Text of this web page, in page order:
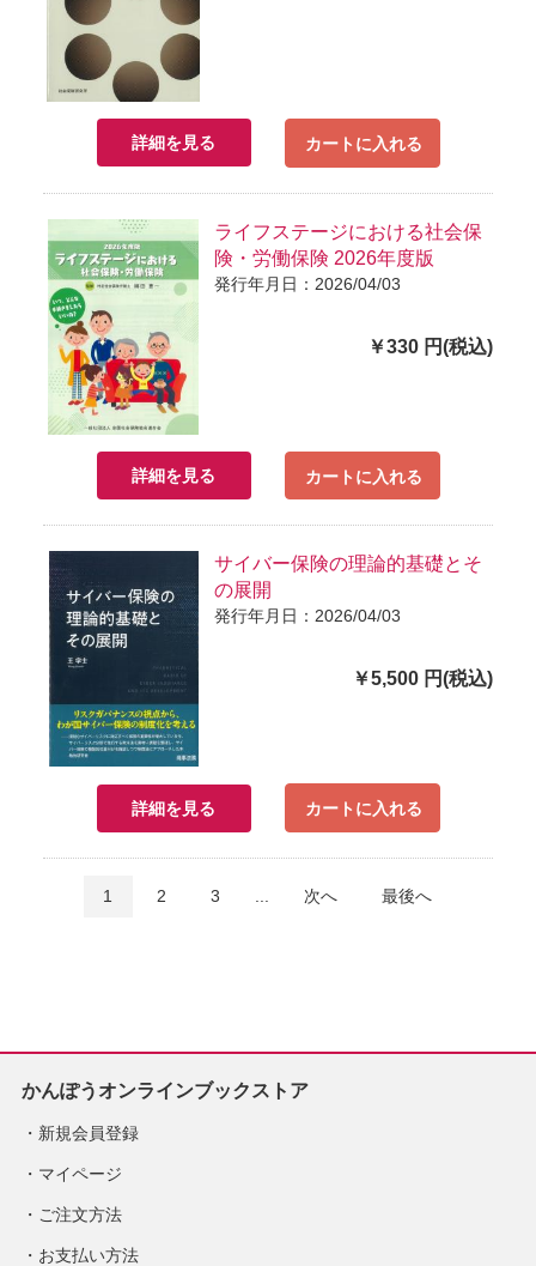
詳細を見る カートに入れる
ライフステージにおける社会保
険・労働保険 2026年度版
発行年月日：2026/04/03
￥330 円(税込)
詳細を見る カートに入れる
サイバー保険の理論的基礎とそ
の展開
発行年月日：2026/04/03
￥5,500 円(税込)
詳細を見る カートに入れる
1 2 3 次へ 最後へ
かんぽうオンラインブックストア
新規会員登録
マイページ
ご注文方法
お支払い方法